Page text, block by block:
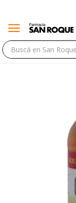
menu
close